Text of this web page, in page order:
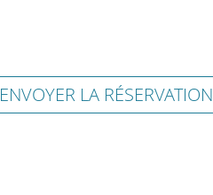
ENVOYER LA RÉSERVATION